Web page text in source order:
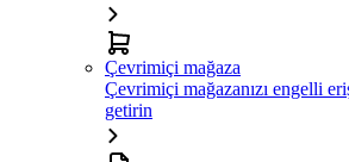
Çevrimiçi mağaza
Çevrimiçi mağazanızı engelli
getirin